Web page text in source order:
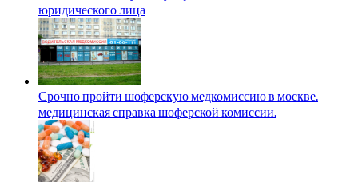
юридического лица
Срочно пройти шоферскую медкомиссию в москве.
медицинская справка шоферской комиссии.